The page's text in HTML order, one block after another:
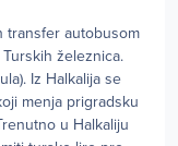
transfer autobusom
železnica.
Iz Halkalija se
menja prigradsku
u Halkaliju